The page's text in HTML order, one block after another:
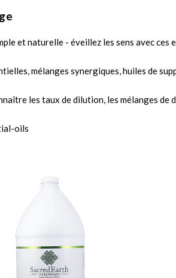
et naturelle - éveillez les sens avec
mélanges synergiques, huiles de
les taux de dilution, les mélanges de
oils